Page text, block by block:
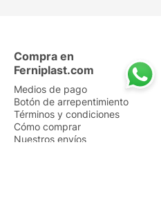
Compra en
Ferniplast.com
Medios de pago
Botón de arrepentimiento
Términos y condiciones
Cómo comprar
Nuestros envíos